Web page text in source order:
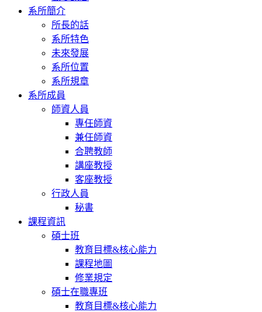
系所簡介
所長的話
系所特色
未來發展
系所位置
系所規章
系所成員
師資人員
專任師資
兼任師資
合聘教師
講座教授
客座教授
行政人員
秘書
課程資訊
碩士班
教育目標&核心能力
課程地圖
修業規定
碩士在職專班
教育目標&核心能力